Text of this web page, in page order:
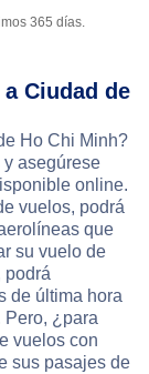
365 días.
Ciudad de
Ho Chi Minh?
y asegúrese
online.
vuelos, podrá
que
su vuelo de
podrá
de última hora
Pero, ¿para
vuelos con
sus pasajes de